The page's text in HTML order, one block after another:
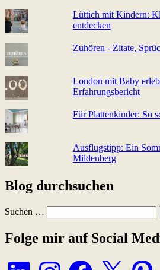
Lüttich mit Kindern:
entdecken
Zuhören - Zitate,
London mit Baby
Erfahrungsbericht
Für Plattenkinder: So
Ausflugstipp: Ein
Mildenberg
Blog durchsuchen
Suchen …
Folge mir auf Social
LinkedIn Instagram FacebookX Pinterest